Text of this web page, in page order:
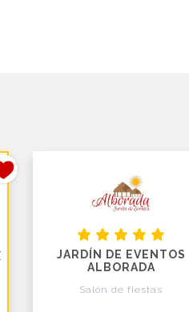
JARDÍN DE EVENTOS
ALBORADA
Salón de fiestas